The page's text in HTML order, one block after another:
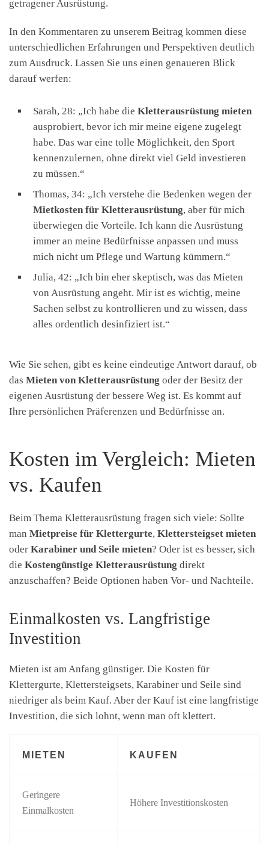
getragener Ausrüstung.
In den Kommentaren zu unserem Beitrag kommen diese
unterschiedlichen Erfahrungen und Perspektiven deutlich
zum Ausdruck. Lassen Sie uns einen genaueren Blick
darauf werfen:
Sarah, 28: „Ich habe die Kletterausrüstung mieten
ausprobiert, bevor ich mir meine eigene zugelegt
habe. Das war eine tolle Möglichkeit, den Sport
kennenzulernen, ohne direkt viel Geld investieren
zu müssen.“
Thomas, 34: „Ich verstehe die Bedenken wegen der
Mietkosten für Kletterausrüstung, aber für mich
überwiegen die Vorteile. Ich kann die Ausrüstung
immer an meine Bedürfnisse anpassen und muss
mich nicht um Pflege und Wartung kümmern.“
Julia, 42: „Ich bin eher skeptisch, was das Mieten
von Ausrüstung angeht. Mir ist es wichtig, meine
Sachen selbst zu kontrollieren und zu wissen, dass
alles ordentlich desinfiziert ist.“
Wie Sie sehen, gibt es keine eindeutige Antwort darauf, ob
das Mieten von Kletterausrüstung oder der Besitz der
eigenen Ausrüstung der bessere Weg ist. Es kommt auf
Ihre persönlichen Präferenzen und Bedürfnisse an.
Kosten im Vergleich: Mieten
vs. Kaufen
Beim Thema Kletterausrüstung fragen sich viele: Sollte
man Mietpreise für Klettergurte, Klettersteigset mieten
oder Karabiner und Seile mieten? Oder ist es besser, sich
die Kostengünstige Kletterausrüstung direkt
anzuschaffen? Beide Optionen haben Vor- und Nachteile.
Einmalkosten vs. Langfristige
Investition
Mieten ist am Anfang günstiger. Die Kosten für
Klettergurte, Klettersteigsets, Karabiner und Seile sind
niedriger als beim Kauf. Aber der Kauf ist eine langfristige
Investition, die sich lohnt, wenn man oft klettert.
MIETEN KAUFEN
Geringere
Einmalkosten
Höhere Investitionskosten